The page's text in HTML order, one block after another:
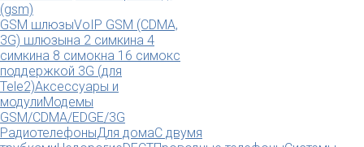
(gsm)
GSM шлюзыVoIP GSM (CDMA,
3G) шлюзына 2 симкина 4
симкина 8 симокна 16 симокс
поддержкой 3G (для
Tele2)Аксессуары и
модулиМодемы
GSM/CDMA/EDGE/3G
РадиотелефоныДля домаС двумя